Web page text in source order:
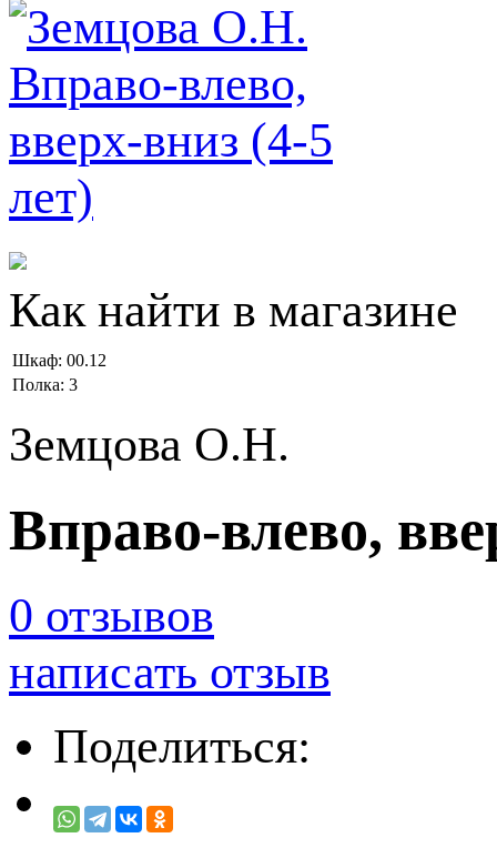
Как найти в магазине
Шкаф: 00.12
Полка: 3
Земцова О.Н.
Вправо-влево,
0 отзывов
написать отзыв
Поделиться: